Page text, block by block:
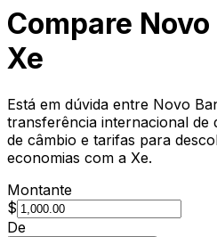
Compare
Xe
Está em dúvida entre Novo
transferência internacional de
de câmbio e tarifas para
economias com a Xe.
Montante
$
De